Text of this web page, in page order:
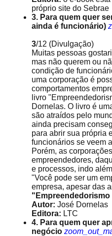
próprio site do Sebrae
3. Para quem quer
ainda é funcionário)
3/12 (Divulgação)
Muitas pessoas
mas não querem ou
condição de
uma corporação é
comportamentos
livro
Dornelas. O livro é
são atraídos pelo
ainda precisam
para abrir sua própria
funcionários se veem
Porém, as
empreendedores,
e processos, indo
"Você pode ser um
empresa, apesar das
Autor: José Dornelas
Editora: LTC
4. Para quem quer
negócio